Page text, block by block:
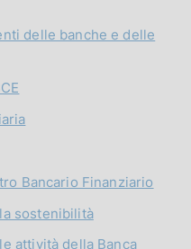
delle banche e delle
Bancario Finanziario
sostenibilità
attività della Banca